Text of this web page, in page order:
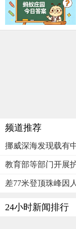
频道推荐
挪威深海发现载有
教育部等部门开展
差77米登顶珠峰因
24小时新闻排行